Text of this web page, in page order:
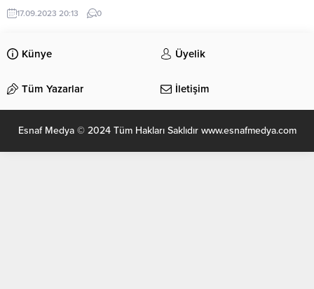
ekleyebilirsiniz. Bu metin yazı
düzenleme sayfasında “Özet”
eklenmişse başlık altında kalın
olarak bu şekilde gösterilir,
17.09.2023 20:13 0
Künye Üyelik
Tüm Yazarlar İletişim
Esnaf Medya © 2024 Tüm Hakları Saklıdır www.esnafmedya.com